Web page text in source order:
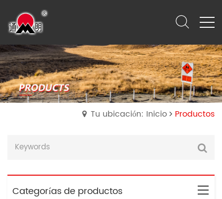
Tu ubicación: Inicio Productos
Categorías de productos